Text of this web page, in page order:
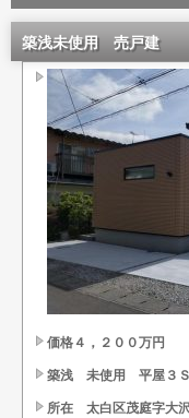
築浅未使用 売戸建
価格４，２００万円
築浅 未使用 平屋３Ｓ
所在 太白区茂庭字大